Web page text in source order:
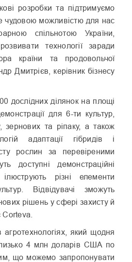
розробки та підтримуємо
чудовою можливістю для нас
спільнотою України,
технології заради
країни та продовольчої
Дмитрієв, керівник бізнесу
дослідних ділянок на площі
для 6-ти культур,
зернових та ріпаку, а також
адаптації гібридів і
рослин за перевіреними
доступні демонстраційні
різні елементи
Відвідувачі зможуть
рішень у сфері захисту й
який щодня
4 млн доларів США по
що можемо запропонувати